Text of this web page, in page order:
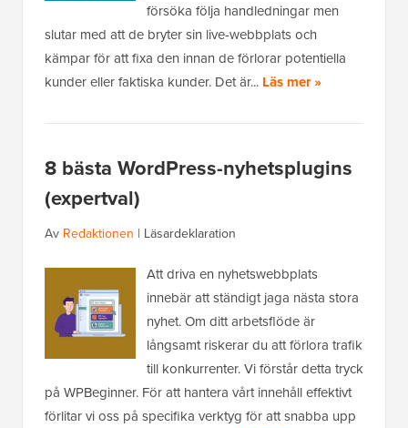
försöka följa handledningar men
slutar med att de bryter sin live-webbplats och
kämpar för att fixa den innan de förlorar potentiella
kunder eller faktiska kunder. Det är... Läs mer »
8 bästa WordPress-nyhetsplugins
(expertval)
Av Redaktionen | Läsardeklaration
Att driva en nyhetswebbplats
innebär att ständigt jaga nästa stora
nyhet. Om ditt arbetsflöde är
långsamt riskerar du att förlora trafik
till konkurrenter. Vi förstår detta tryck
på WPBeginner. För att hantera vårt innehåll effektivt
förlitar vi oss på specifika verktyg för att snabba upp